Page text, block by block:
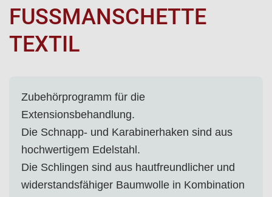
FUSSMANSCHETTE T
EXTIL
Zubehörprogramm für die
Extensionsbehandlung.
Die Schnapp- und Karabinerhaken sind aus
hochwertigem Edelstahl.
Die Schlingen sind aus hautfreundlicher und
widerstandsfähiger Baumwolle in Kombination